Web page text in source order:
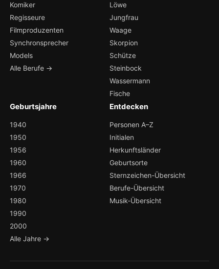
Komiker
Regisseure
Filmproduzenten
Synchronsprecher
Models
Alle Berufe →
Löwe
Jungfrau
Waage
Skorpion
Schütze
Steinbock
Wassermann
Fische
Geburtsjahre
1940
1950
1956
1960
1966
1970
1980
1990
2000
Alle Jahre →
Entdecken
Personen A–Z
Initialen
Herkunftsländer
Geburtsorte
Sternzeichen-Übersicht
Berufe-Übersicht
Musik-Übersicht